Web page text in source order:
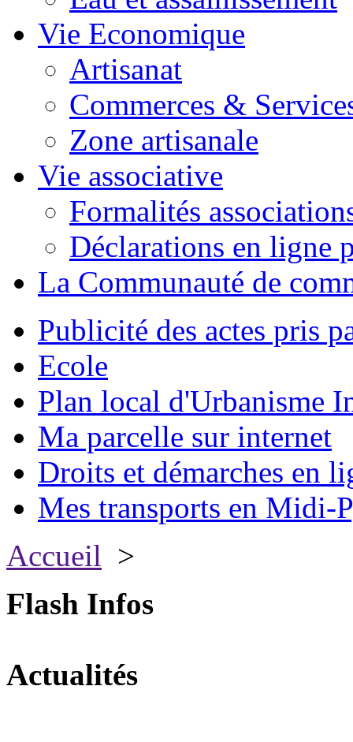
Vie Economique
Artisanat
Commerces &
Zone artisanale
Vie associative
Formalités
Déclarations en ligne
La Communauté de
Publicité des actes pris
Ecole
Plan local d'Urbanisme
Ma parcelle sur internet
Droits et démarches en
Mes transports en Midi-
Accueil >
Flash Infos
Actualités